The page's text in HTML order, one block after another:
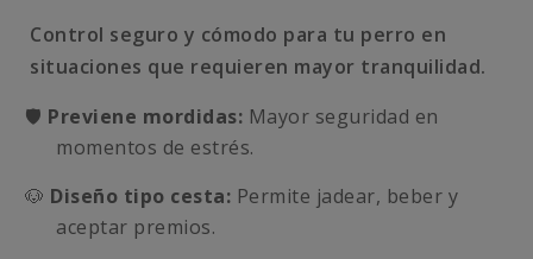
Control seguro y cómodo para tu perro en
situaciones que requieren mayor tranquilidad.
🛡️ Previene mordidas: Mayor seguridad en
momentos de estrés.
🐶 Diseño tipo cesta: Permite jadear, beber y
aceptar premios.